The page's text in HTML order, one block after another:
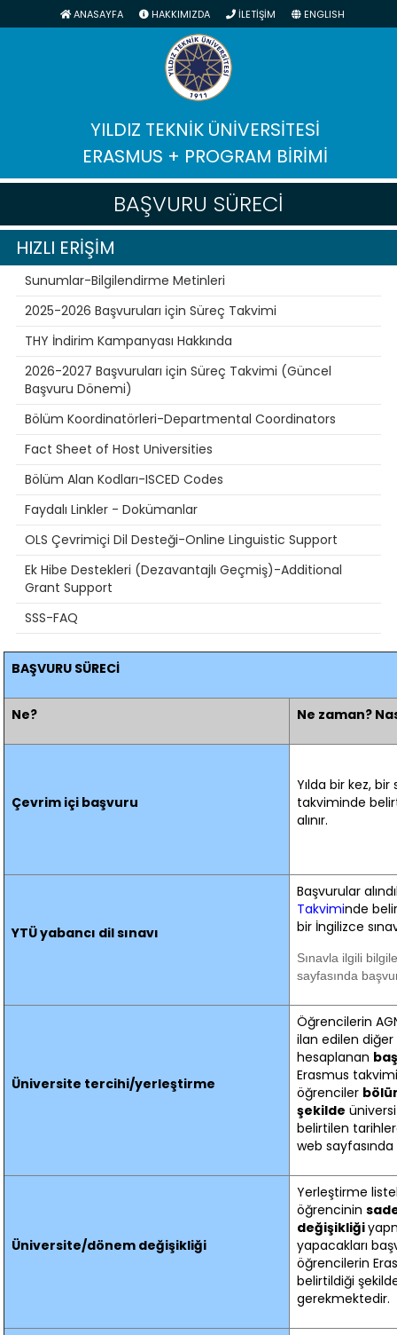
ANASAYFA HAKKIMIZDA İLETİŞİM ENGLISH
YILDIZ TEKNİK ÜNİVERSİTESİ
ERASMUS + PROGRAM BİRİMİ
BAŞVURU SÜRECİ
HIZLI ERİŞİM
Sunumlar-Bilgilendirme Metinleri
2025-2026 Başvuruları için Süreç Takvimi
THY İndirim Kampanyası Hakkında
2026-2027 Başvuruları için Süreç Takvimi (Güncel
Başvuru Dönemi)
Bölüm Koordinatörleri-Departmental Coordinators
Fact Sheet of Host Universities
Bölüm Alan Kodları-ISCED Codes
Faydalı Linkler - Dokümanlar
OLS Çevrimiçi Dil Desteği-Online Linguistic Support
Ek Hibe Destekleri (Dezavantajlı Geçmiş)-Additional
Grant Support
SSS-FAQ
BAŞVURU SÜRECİ
Ne? Ne zaman?
Çevrim içi başvuru
Yılda bir kez,
takviminde
alınır.
YTÜ yabancı dil sınavı
Başvurular
Takviminde
bir İngilizce
Sınavla ilgili
sayfasında
Üniversite tercihi/yerleştirme
Öğrencilerin
ilan edilen
hesaplanan
Erasmus
öğrenciler
şekilde
belirtilen
web
Üniversite/dönem değişikliği
Yerleştirme
öğrencinin
değişikliği
yapacakları
öğrencilerin
belirtildiği
gerekmektedir.